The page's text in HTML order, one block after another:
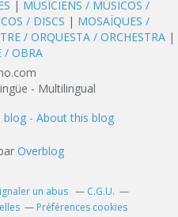
| MUSICIENS / MÚSICOS /
/ DISCS | MOSAÏQUES /
/ ORQUESTA / ORCHESTRA |
/ OBRA
- Multilingual
- About this blog
Overblog
un abus
C.G.U.
Préférences cookies